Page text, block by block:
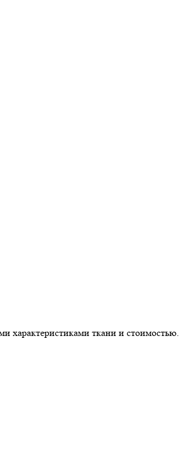
характеристиками ткани и стоимостью.